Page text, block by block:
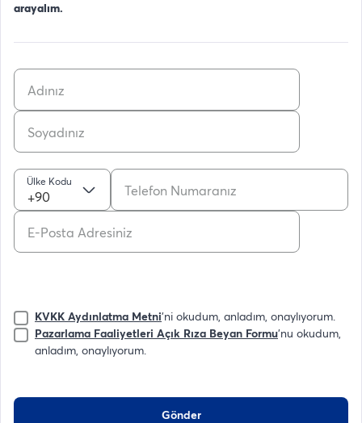
arayalım.
Ülke Kodu
+90
KVKK Aydınlatma Metni'ni okudum, anladım, onaylıyorum.
Pazarlama Faaliyetleri Açık Rıza Beyan Formu'nu okudum,
anladım, onaylıyorum.
Gönder